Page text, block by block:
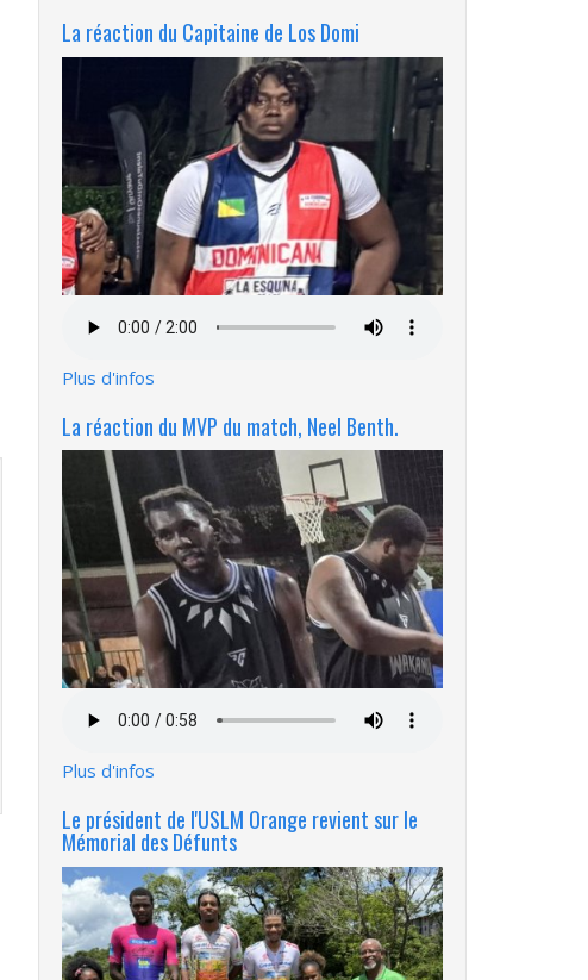
La réaction du Capitaine de Los Domi
audio
Plus d'infos
La réaction du MVP du match, Neel Benth.
audio
Plus d'infos
Le président de l'USLM Orange revient sur le
Mémorial des Défunts